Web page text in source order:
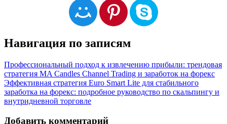
Навигация по записям
Профессиональный подход к извлечению прибыли: трендовая
стратегия MA Candles Channel Trading и заработок на форекс
Эффективная стратегия Euro Smart Lite для стабильного
заработка на форекс: подробное руководство по скальпингу и
внутридневной торговле
Добавить комментарий